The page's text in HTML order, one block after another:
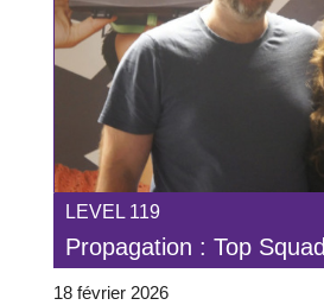
LEVEL 119
Propagation : Top Squad
18 février 2026